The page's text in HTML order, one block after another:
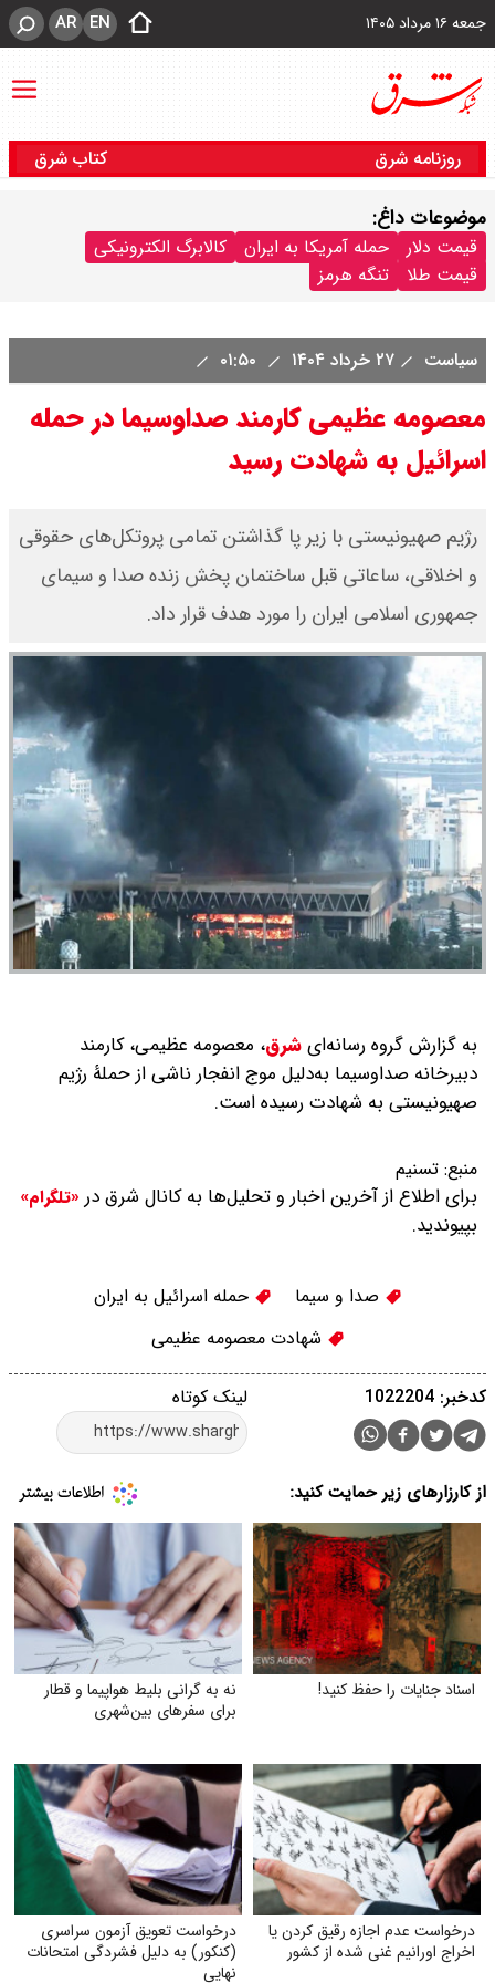
جمعه ۱۶ مرداد ۱۴۰۵ EN
AR
روزنامه شرق کتاب شرق
موضوعات داغ:
قیمت دلار حمله آمریکا به ایران
کالابرگ الکترونیکی
قیمت طلا
تنگه هرمز
سیاست ۲۷ خرداد ۱۴۰۴
معصومه عظیمی کارمند صداوسیما در حمله
اسرائیل به شهادت رسید
رژیم صهیونیستی با زیر پا گذاشتن تمامی پروتکل‌های حقوقی
و اخلاقی، ساعاتی قبل ساختمان پخش زنده صدا و سیمای
جمهوری اسلامی ایران را مورد هدف قرار داد.
به گزارش گروه رسانه‌ایشرق، معصومه عظیمی، کارمند
دبیرخانه صداوسیما به‌دلیل موج انفجار ناشی از حملۀ رژیم
صهیونیستی به شهادت رسیده است.
منبع: تسنیم
برای اطلاع از آخرین اخبار و تحلیل‌ها به کانال شرق در «تلگرام»
بپیوندید.
صدا و سیما
حمله اسرائیل به ایران
شهادت معصومه عظیمی
لینک کوتاه کدخبر: 1022204
از کارزارهای زیر حمایت کنید:
اسناد جنایات را حفظ کنید!
نه به گرانی بلیط هواپیما و قطار
برای سفرهای بین‌شهری
درخواست عدم اجازه رقیق کردن یا
اخراج اورانیم غنی شده از کشور
درخواست تعویق آزمون سراسری
(کنکور) به دلیل فشردگی امتحانات
نهایی